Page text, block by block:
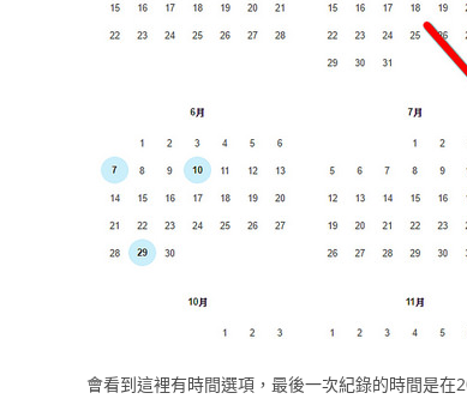
會看到這裡有時間選項，最後一次紀錄的時間是